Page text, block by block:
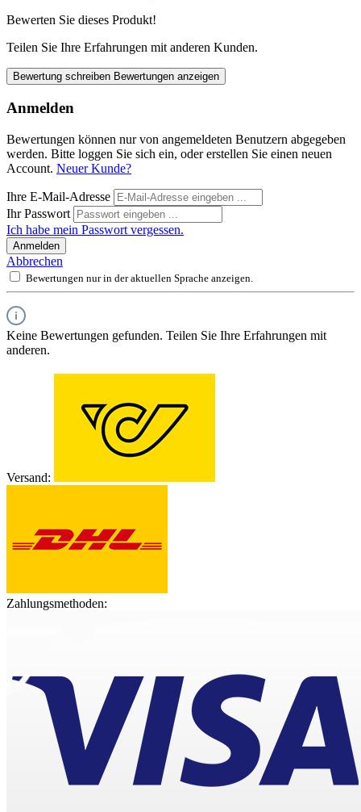
Bewerten Sie dieses Produkt!
Teilen Sie Ihre Erfahrungen mit anderen Kunden.
Bewertung schreiben Bewertungen anzeigen
Anmelden
Bewertungen können nur von angemeldeten Benutzern abgegeben
werden. Bitte loggen Sie sich ein, oder erstellen Sie einen neuen
Account. Neuer Kunde?
Ihre E-Mail-Adresse
Ihr Passwort
Ich habe mein Passwort vergessen.
Anmelden
Abbrechen
Bewertungen nur in der aktuellen Sprache anzeigen.
Keine Bewertungen gefunden. Teilen Sie Ihre Erfahrungen mit
anderen.
Versand:
Zahlungsmethoden: